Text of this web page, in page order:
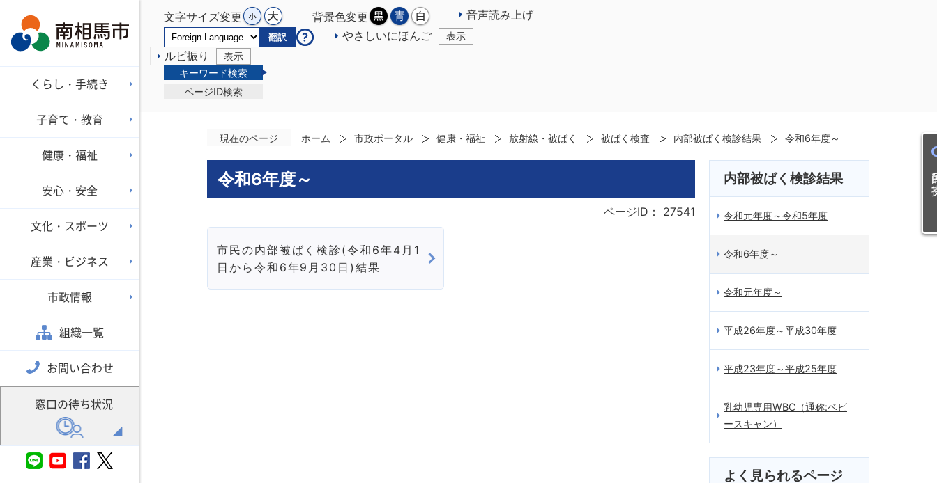
文字サイズ変更 背景色変更 音声読み上げ
翻訳 やさしいにほんご 表示
ルビ振り
表示
キーワード検索
ページID検索
くらし・手続き
子育て・教育
健康・福祉
安心・安全
文化・スポーツ
産業・ビジネス
市政情報
組織一覧
お問い合わせ
窓口の待ち状況
目
現在のページ ホーム 市政ポータル 健康・福祉 放射線・被ばく 被ばく検査 内部被ばく検診結果 令和6年度～
令和6年度～
ページID： 27541
市民の内部被ばく検診(令和6年4月1
日から令和6年9月30日)結果
内部被ばく検診結果
令和元年度～令和5年度
令和6年度～
令和元年度～
平成26年度～平成30年度
平成23年度～平成25年度
乳幼児専用WBC（通称:ベビ
ースキャン）
よく見られるページ